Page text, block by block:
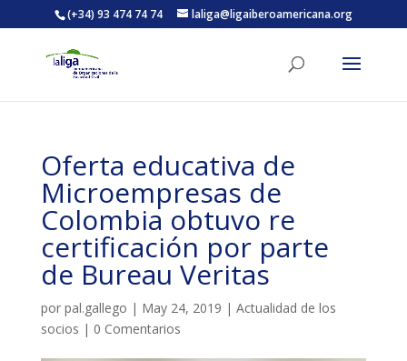
(+34) 93 474 74 74 laliga@ligaiberoamericana.org
Oferta educativa de
Microempresas de
Colombia obtuvo re
certificación por parte
de Bureau Veritas
por pal.gallego | May 24, 2019 | Actualidad de los
socios | 0 Comentarios
ACTIVITATS D'ESTIU
MÓN ESCOLAR
ALBERG CENTRE ESPLAI
FORMACIÓ